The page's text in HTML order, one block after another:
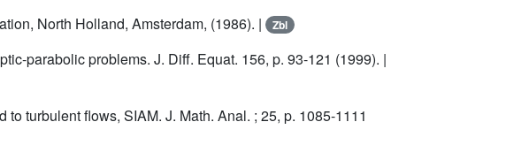
North Holland, Amsterdam, (1986). | Zbl
parabolic problems. J. Diff. Equat. 156, p. 93-121 (1999). |
turbulent flows, SIAM. J. Math. Anal. ; 25, p. 1085-1111